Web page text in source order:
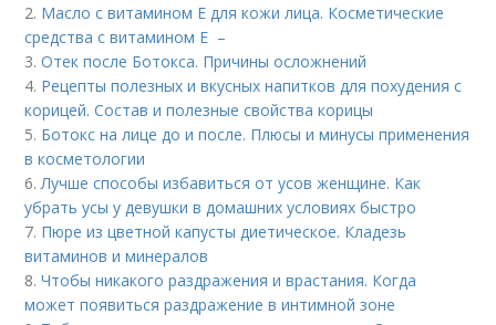
2. Масло с витамином Е для кожи лица. Косметические
средства с витамином Е –
3.Отек после Ботокса. Причины осложнений
4. Рецепты полезных и вкусных напитков для похудения с
корицей. Состав и полезные свойства корицы
5. Ботокс на лице до и после. Плюсы и минусы применения
в косметологии
6.Лучше способы избавиться от усов женщине. Как
убрать усы у девушки в домашних условиях быстро
7. Пюре из цветной капусты диетическое. Кладезь
витаминов и минералов
8.Чтобы никакого раздражения и врастания. Когда
может появиться раздражение в интимной зоне